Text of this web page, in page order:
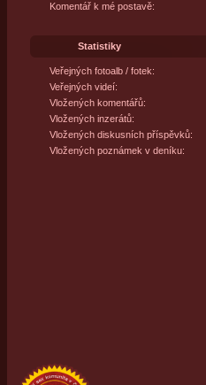
Komentář k mé postavě:
Statistiky
Veřejných fotoalb / fotek:
Veřejných videí:
Vložených komentářů:
Vložených inzerátů:
Vložených diskusních příspěvků:
Vložených poznámek v deníku: